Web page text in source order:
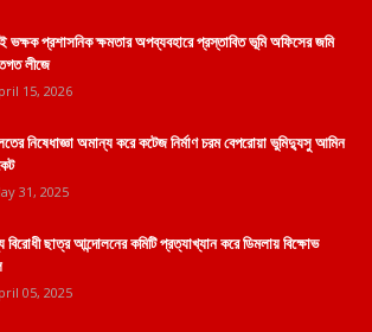
ভক্ষক প্রশাসনিক ক্ষমতার অপব্যবহারে প্রস্তাবিত ভূমি অফিসের জমি
লীজে
15, 2026
নিষেধাজ্ঞা অমান্য করে কটেজ নির্মাণ চরম বেপরোয়া ভুমিদ্যুসু আমিন
31, 2025
বিরোধী ছাত্র আন্দোলনের কমিটি প্রত্যাখ্যান করে ডিমলায় বিক্ষোভ
05, 2025